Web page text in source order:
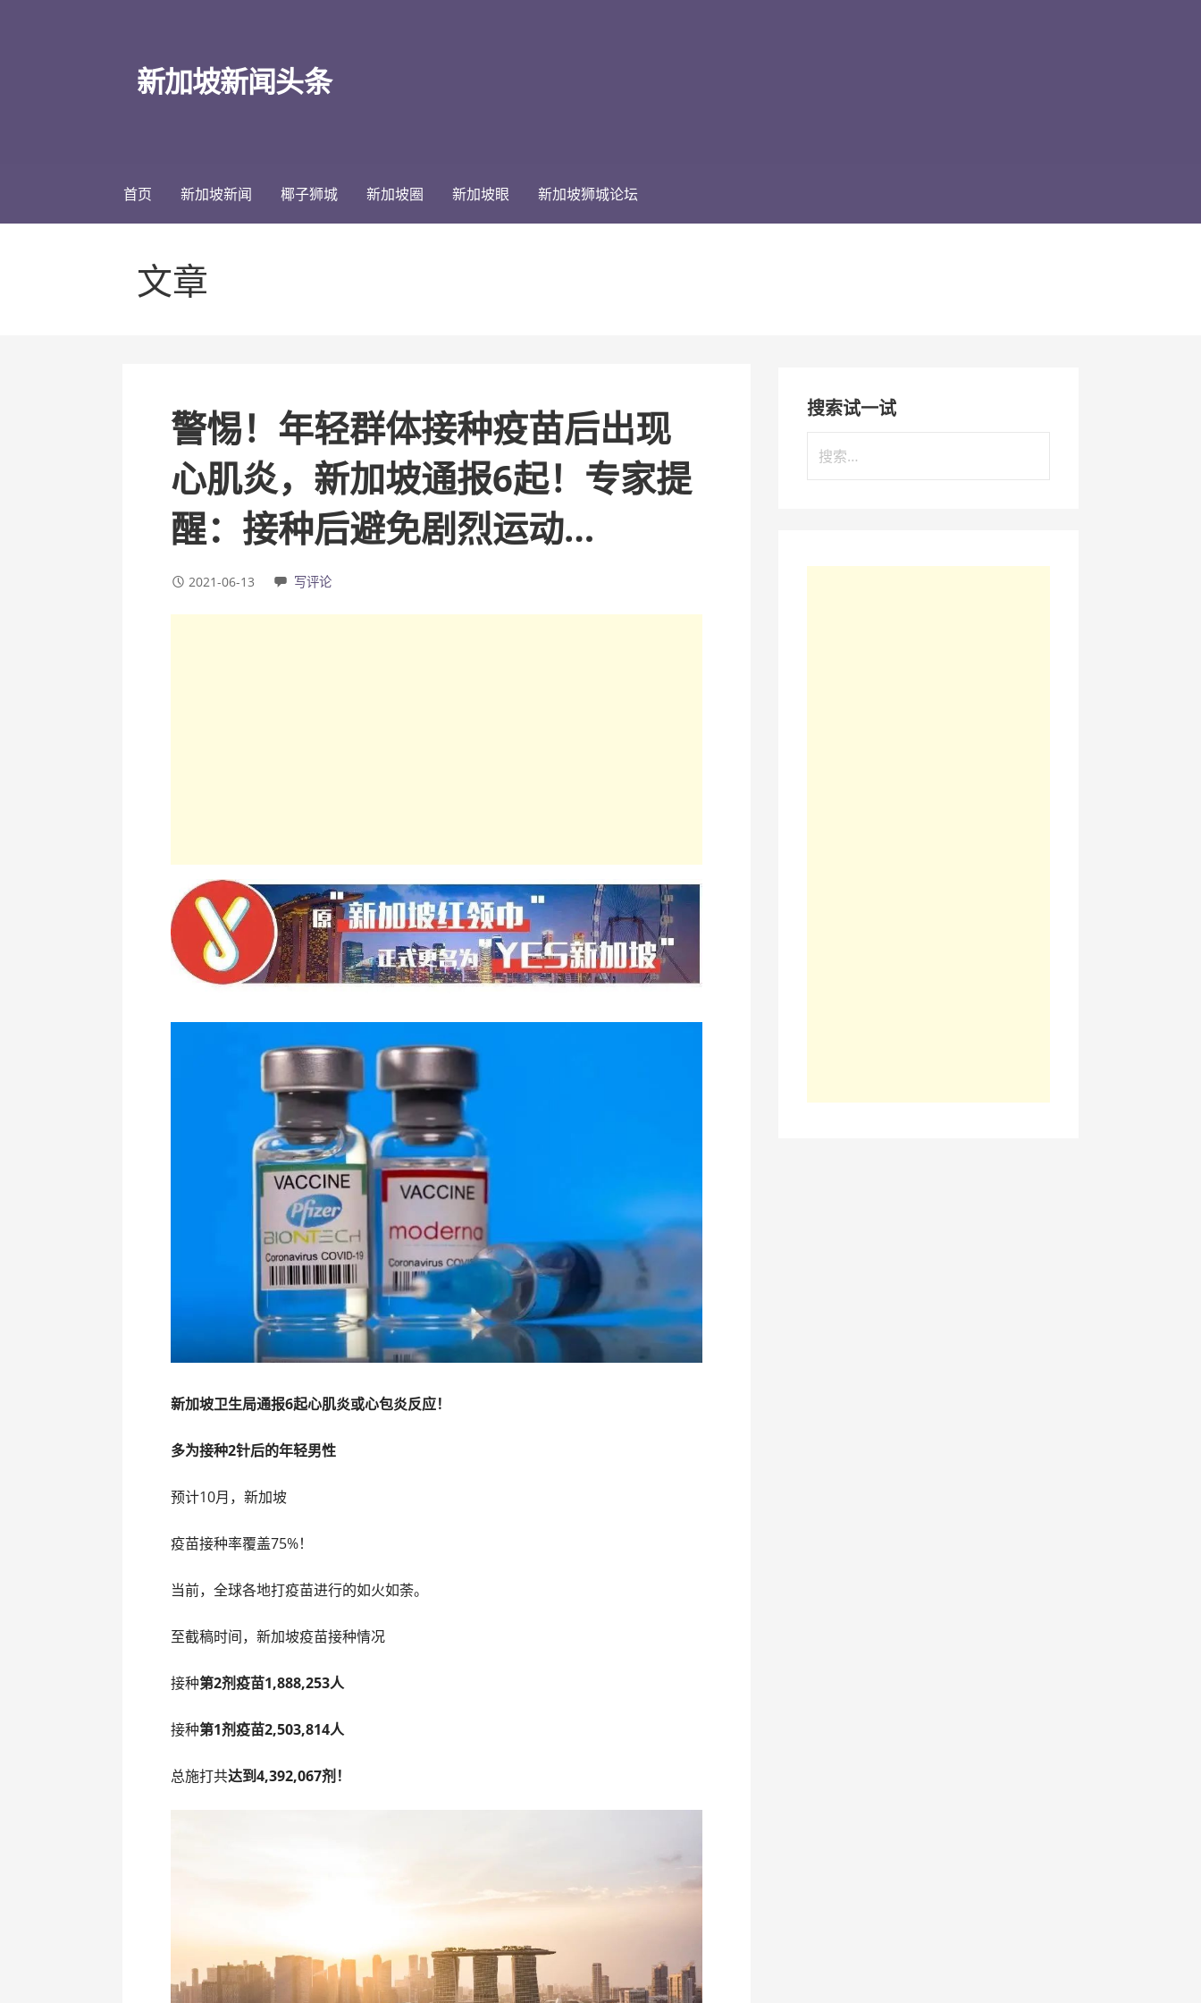
新加坡新闻头条
首页 新加坡新闻 椰子狮城 新加坡圈 新加坡眼 新加坡狮城论坛
文章
警惕！年轻群体接种疫苗后出现
心肌炎，新加坡通报6起！专家提
醒：接种后避免剧烈运动…
2021-06-13 写评论
新加坡卫生局通报6起心肌炎或心包炎反应！
多为接种2针后的年轻男性
预计10月，新加坡
疫苗接种率覆盖75%！
当前，全球各地打疫苗进行的如火如荼。
至截稿时间，新加坡疫苗接种情况
接种第2剂疫苗1,888,253人
接种第1剂疫苗2,503,814人
总施打共达到4,392,067剂！
搜索试一试
索